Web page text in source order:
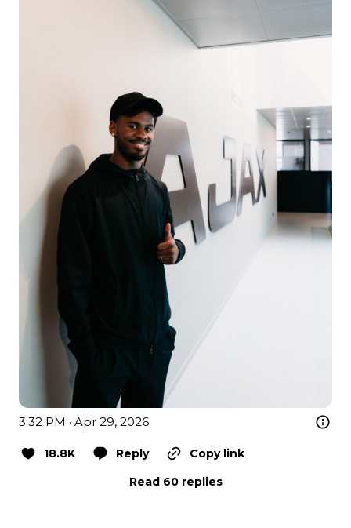
3:32 PM · Apr 29, 2026
18.8K Reply
Copy link
Read 60 replies